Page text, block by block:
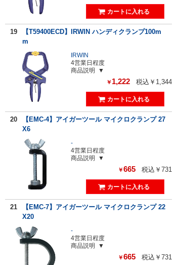
19
【T59400ECD】IRWIN ハンディクランプ100m
m
IRWIN
4営業日程度
商品説明
￥ 1,222 税込￥1,344
20
【EMC-4】アイガーツール マイクロクランプ 27
X6
-
4営業日程度
商品説明
￥665 税込￥731
21
【EMC-7】アイガーツール マイクロクランプ 22
X20
-
4営業日程度
商品説明
￥665 税込￥731